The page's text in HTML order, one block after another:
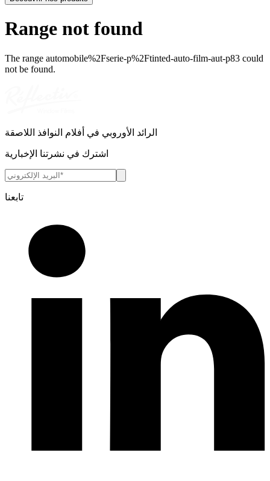
Range not found
The range automobile%2Fserie-p%2Ftinted-auto-film-aut-p83 could
not be found.
الرائد الأوروبي في أفلام النوافذ اللاصقة
اشترك في نشرتنا الإخبارية
تابعنا